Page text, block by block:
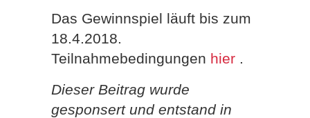
Das Gewinnspiel läuft bis zum
18.4.2018.
Teilnahmebedingungen hier .
Dieser Beitrag wurde
gesponsert und entstand in